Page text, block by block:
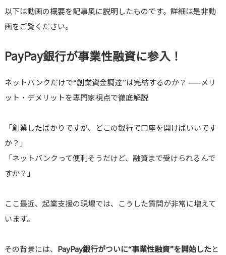
以下は動画の概要を記事風に説明したものです。詳細は是非動
画をご覧ください。
PayPay銀行が事業性融資に参入！
ネットバンクだけで“創業資金調達”は完結するのか？ ——メリ
ット・デメリットを専門家視点で徹底解説
「創業したばかりですが、どこの銀行で口座を開けばいいです
か？」
「ネットバンクって便利そうだけど、融資まで受けられるんで
すか？」
ここ最近、起業支援の現場では、こうした質問が非常に増えて
います。
その背景には、 PayPay銀行がついに“事業性融資”を開始したと